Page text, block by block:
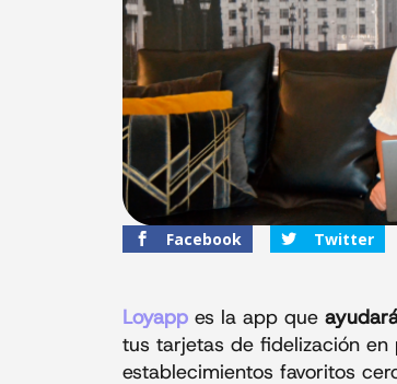
Facebook Twitter
Loyapp es la app que
tus tarjetas de fidelización
establecimientos favoritos